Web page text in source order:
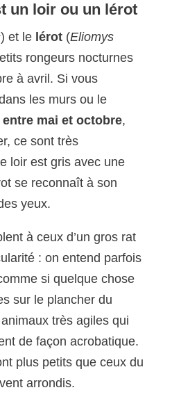
un loir ou un lérot
) et le lérot(Eliomys
rongeurs nocturnes
à avril. Si vous
les murs ou le
mai et octobre,
ce sont très
loir est gris avec une
se reconnaît à son
yeux.
à ceux d’un gros rat
: on entend parfois
si quelque chose
sur le plancher du
très agiles qui
de façon acrobatique.
plus petits que ceux du
arrondis.